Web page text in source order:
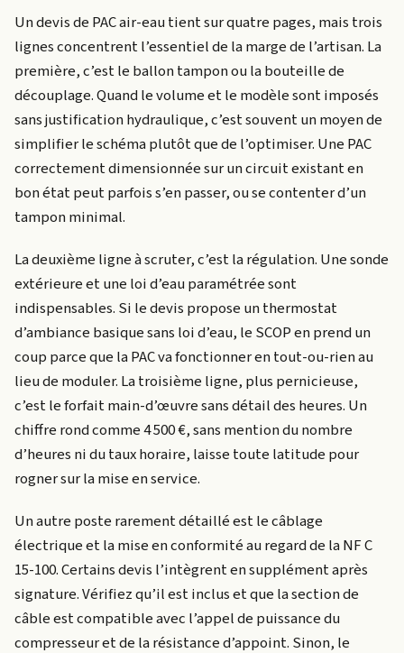
Un devis de PAC air-eau tient sur quatre pages, mais trois
lignes concentrent l’essentiel de la marge de l’artisan. La
première, c’est le ballon tampon ou la bouteille de
découplage. Quand le volume et le modèle sont imposés
sans justification hydraulique, c’est souvent un moyen de
simplifier le schéma plutôt que de l’optimiser. Une PAC
correctement dimensionnée sur un circuit existant en
bon état peut parfois s’en passer, ou se contenter d’un
tampon minimal.
La deuxième ligne à scruter, c’est la régulation. Une sonde
extérieure et une loi d’eau paramétrée sont
indispensables. Si le devis propose un thermostat
d’ambiance basique sans loi d’eau, le SCOP en prend un
coup parce que la PAC va fonctionner en tout-ou-rien au
lieu de moduler. La troisième ligne, plus pernicieuse,
c’est le forfait main-d’œuvre sans détail des heures. Un
chiffre rond comme 4 500 €, sans mention du nombre
d’heures ni du taux horaire, laisse toute latitude pour
rogner sur la mise en service.
Un autre poste rarement détaillé est le câblage
électrique et la mise en conformité au regard de la NF C
15-100. Certains devis l’intègrent en supplément après
signature. Vérifiez qu’il est inclus et que la section de
câble est compatible avec l’appel de puissance du
compresseur et de la résistance d’appoint. Sinon, le